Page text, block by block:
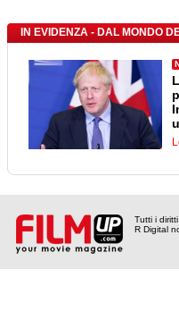
IN EVIDENZA - DAL MONDO
Tutti i
R Digital